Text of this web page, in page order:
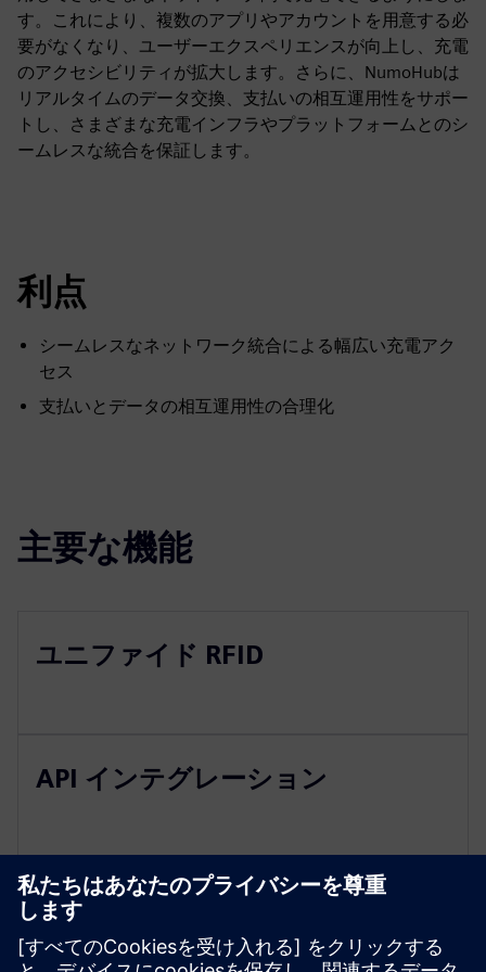
す。これにより、複数のアプリやアカウントを用意する必
要がなくなり、ユーザーエクスペリエンスが向上し、充電
のアクセシビリティが拡大します。さらに、NumoHubは
リアルタイムのデータ交換、支払いの相互運用性をサポー
トし、さまざまな充電インフラやプラットフォームとのシ
ームレスな統合を保証します。
利点
シームレスなネットワーク統合による幅広い充電アク
セス
支払いとデータの相互運用性の合理化
主要な機能
ユニファイド RFID
API インテグレーション